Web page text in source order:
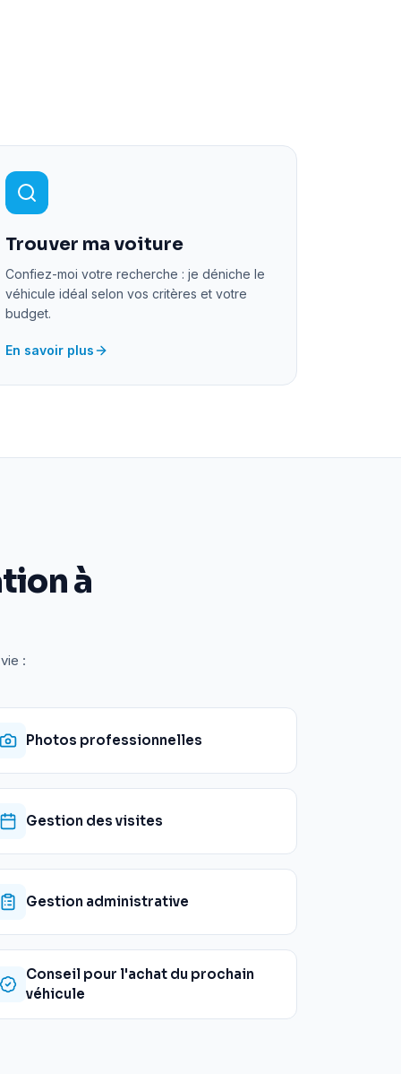
Trouver ma voiture
Confiez-moi votre recherche : je déniche le
véhicule idéal selon vos critères et votre
budget.
En savoir plus
à
:
Photos professionnelles
Gestion des visites
Gestion administrative
Conseil pour l'achat du prochain
véhicule